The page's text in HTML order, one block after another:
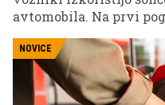
avtomobila. Na prvi
delo. Toda prav pranje
ena izmed največjih
poleti.
NOVICE